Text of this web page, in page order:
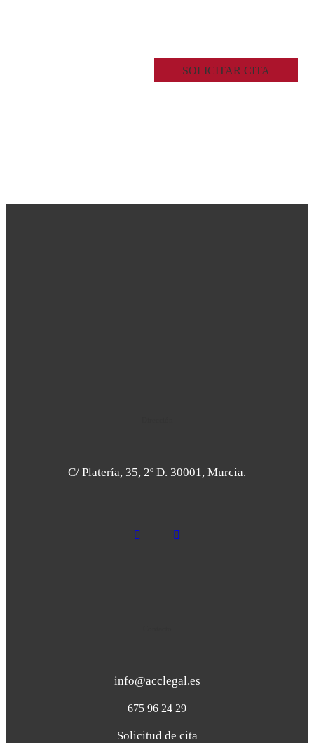
SOLICITAR CITA
C/ Platería, 35, 2º D. 30001, Murcia.
info@acclegal.es
675 96 24 29
Solicitud de cita